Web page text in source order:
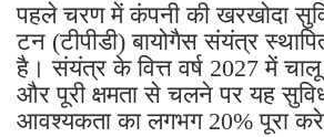
पहले चरण में कंपनी की खरखोदा
टन (टीपीडी) बायोगैस संयंत्र
है। संयंत्र के वित्त वर्ष 2027 में चालू
और पूरी क्षमता से चलने पर यह
आवश्यकता का लगभग 20% पूरा